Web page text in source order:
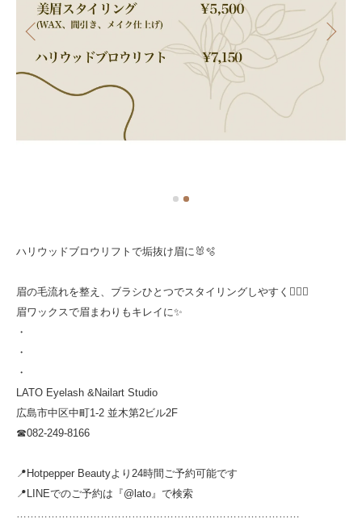
ハリウッドブロウリフトで垢抜け眉に🐰🫧
眉の毛流れを整え、ブラシひとつでスタイリングしやすく💁🏻‍♀️
眉ワックスで眉まわりもキレイに✨
・
・
・
LATO Eyelash &Nailart Studio
広島市中区中町1-2 並木第2ビル2F
☎︎082-249-8166
📍Hotpepper Beautyより24時間ご予約可能です
📍LINEでのご予約は『@lato』で検索
………………………………………………………………………